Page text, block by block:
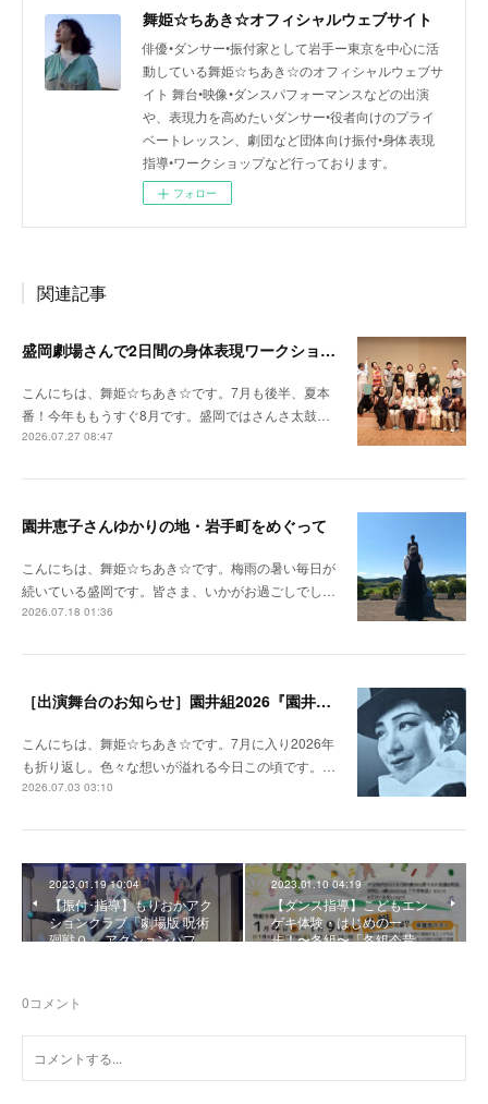
舞姫☆ちあき☆オフィシャルウェブサイト
俳優•ダンサー•振付家として岩手ー東京を中心に活
動している舞姫☆ちあき☆のオフィシャルウェブサ
イト 舞台•映像•ダンスパフォーマンスなどの出演
や、表現力を高めたいダンサー•役者向けのプライ
ベートレッスン、劇団など団体向け振付•身体表現
指導•ワークショップなど行っております。
フォロー
関連記事
盛岡劇場さんで2日間の身体表現ワークショップをさせていただきました！
こんにちは、舞姫☆ちあき☆です。7月も後半、夏本
番！今年ももうすぐ8月です。盛岡ではさんさ太鼓…
2026.07.27 08:47
園井恵子さんゆかりの地・岩手町をめぐって
こんにちは、舞姫☆ちあき☆です。梅雨の暑い毎日が
続いている盛岡です。皆さま、いかがお過ごしでし…
2026.07.18 01:36
［出演舞台のお知らせ］園井組2026『園井恵子 なんじょしても』ふるさと演劇公演 in 岩手町
こんにちは、舞姫☆ちあき☆です。7月に入り2026年
も折り返し。色々な想いが溢れる今日この頃です。…
2026.07.03 03:10
2023.01.19 10:04
【振付･指導】もりおかアク
ションクラブ「劇場版 呪術
廻戦０」 アクションパフ…
2023.01.10 04:19
【ダンス指導】こどもエン
ゲキ体験・はじめの一
歩！〜冬組〜「冬組今昔…
0コメント